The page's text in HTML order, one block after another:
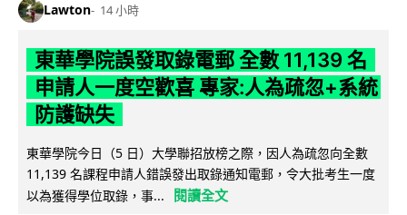
Lawton 14 小時
東華學院誤發取錄電郵 全數 11,139 名
申請人一度空歡喜 專家:人為疏忽+系統
防護缺失
東華學院今日（5 日）大學聯招放榜之際，因人為疏忽向全數
11,139 名課程申請人錯誤發出取錄通知電郵，令大批考生一度
以為獲得學位取錄，事...
閱讀全文